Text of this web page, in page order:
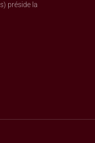
préside la